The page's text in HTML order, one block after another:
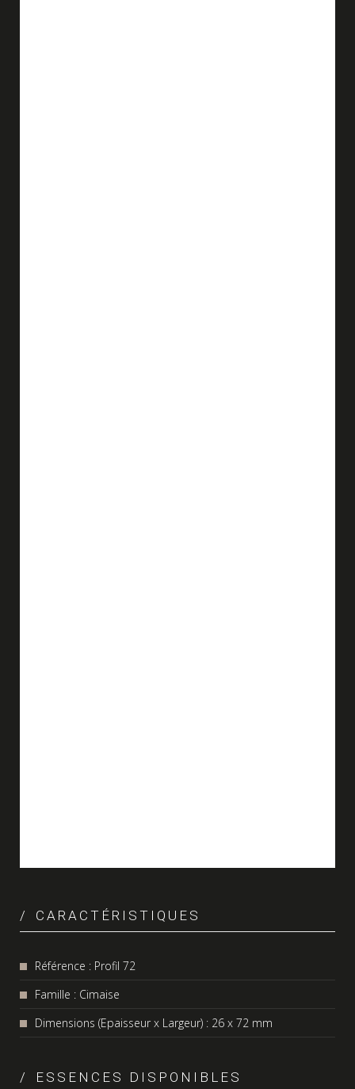
CARACTÉRISTIQUES
Référence : Profil 72
Famille : Cimaise
Dimensions (Epaisseur x Largeur) : 26 x 72 mm
ESSENCES DISPONIBLES